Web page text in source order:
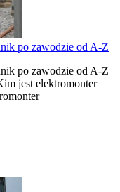
po zawodzie od A-Z
po zawodzie od A-Z
jest elektromonter